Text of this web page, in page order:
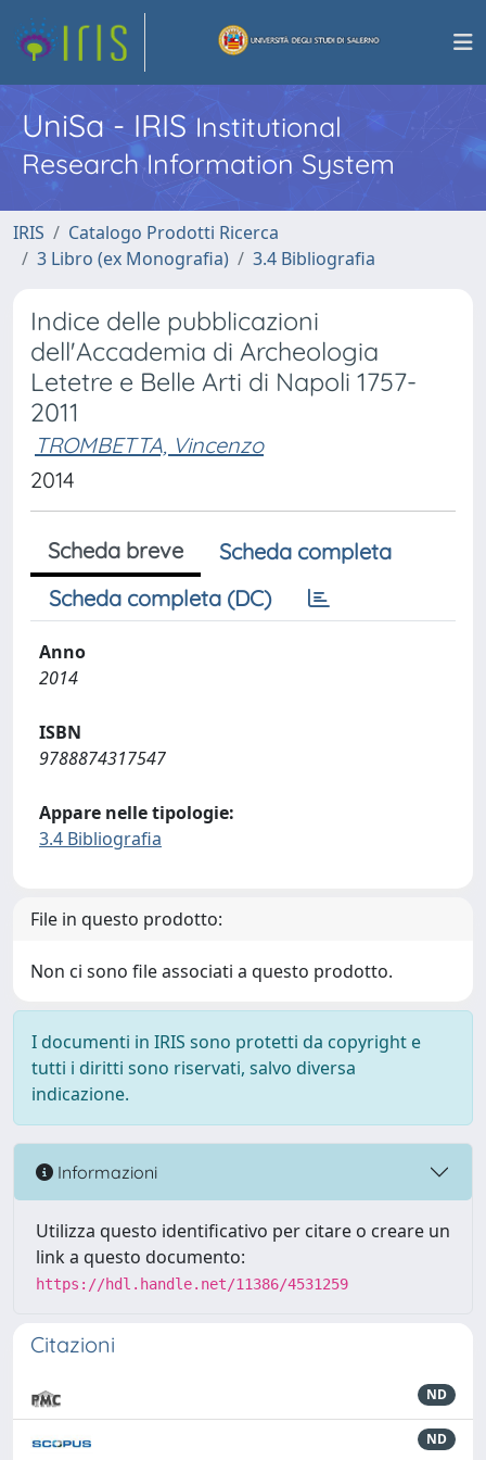
UniSa - IRISInstitutional
Research Information System
IRIS
Catalogo Prodotti Ricerca
3 Libro (ex Monografia)
3.4 Bibliografia
Indice delle pubblicazioni
dell'Accademia di Archeologia
Letetre e Belle Arti di Napoli 1757-
2011
TROMBETTA, Vincenzo
2014
Scheda breve
Scheda completa
Scheda completa (DC)
Anno
2014
ISBN
9788874317547
Appare nelle tipologie:
3.4 Bibliografia
File in questo prodotto:
Non ci sono file associati a questo prodotto.
I documenti in IRIS sono protetti da copyright e
tutti i diritti sono riservati, salvo diversa
indicazione.
Informazioni
Utilizza questo identificativo per citare o creare un
link a questo documento:
https://hdl.handle.net/11386/4531259
Citazioni
ND
ND